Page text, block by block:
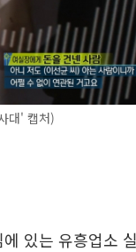
대' 캡처)
있는 유흥업소